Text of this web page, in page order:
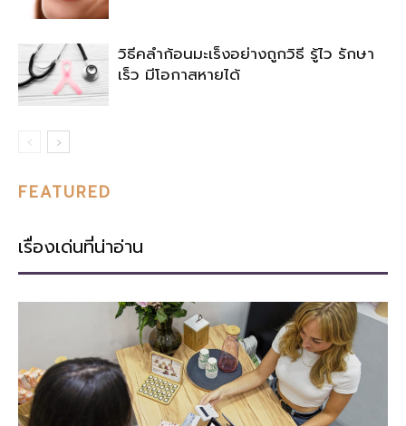
วิธีคลำก้อนมะเร็งอย่างถูกวิธี รู้ไว รักษา
เร็ว มีโอกาสหายได้
FEATURED
เรื่องเด่นที่น่าอ่าน